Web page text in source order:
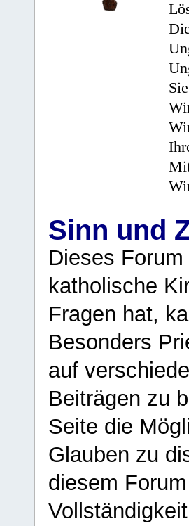
Sinn und
Dieses
katholische
Fragen hat,
Besonders
auf
Beiträgen zu
Seite die
Glauben zu
diesem